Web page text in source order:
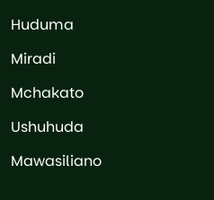
Huduma
Miradi
Mchakato
Ushuhuda
Mawasiliano